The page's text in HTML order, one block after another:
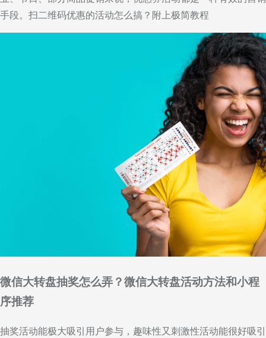
手段。扫二维码优惠的活动怎么搞？附上极简教程
微信大转盘抽奖怎么弄？微信大转盘活动方法和小程
序推荐
抽奖活动能极大吸引用户参与，趣味性又刺激性活动能很好吸引